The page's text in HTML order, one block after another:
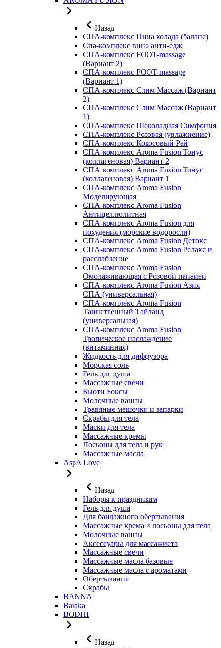
Назад
СПА-комплекс Пина колада (баланс)
Cпа-комплекс вино анти-едж
СПА-комплекс FOOT-massage
(Вариант 2)
СПА-комплекс FOOT-massage
(Вариант 1)
СПА-комплекс Слим Массаж (Вариант
2)
СПА-комплекс Слим Массаж (Вариант
1)
СПА-комплекс Шоколадная Симфония
СПА-комплекс Розовая (увлажнение)
СПА-комплекс Кокосовый Рай
СПА-комплекс Aroma Fusion Тонус
(коллагеновая) Вариант 2
СПА-комплекс Aroma Fusion Тонус
(коллагеновая) Вариант 1
СПА-комплекс Aroma Fusion
Моделирующая
СПА-комплекс Aroma Fusion
Антицеллюлитная
СПА-комплекс Aroma Fusion для
похудения (морские водоросли)
СПА-комплекс Aroma Fusion Детокс
СПА-комплекс Aroma Fusion Релакс и
расслабление
СПА-комплекс Aroma Fusion
Омолаживающая с Розовой папайей
СПА-комплекс Aroma Fusion Азия
СПА (универсальная)
СПА-комплекс Aroma Fusion
Таинственный Тайланд
(универсальная)
СПА-комплекс Aroma Fusion
Тропическое наслаждение
(витаминная)
Жидкость для диффузора
Морская соль
Гель для душа
Массажные свечи
Бьюти Боксы
Молочные ванны
Травяные мешочки и запарки
Скрабы для тела
Маски для тела
Массажные кремы
Лосьоны для тела и рук
Массажные масла
AspA Love
Назад
Наборы к праздникам
Гель для душа
Для бандажного обертывания
Массажные крема и лосьоны для тела
Молочные ванны
Аксессуары для массажиста
Массажные свечи
Массажные масла базовые
Массажные масла с ароматами
Обертывания
Скрабы
BANNA
Baraka
BODHI
Назад